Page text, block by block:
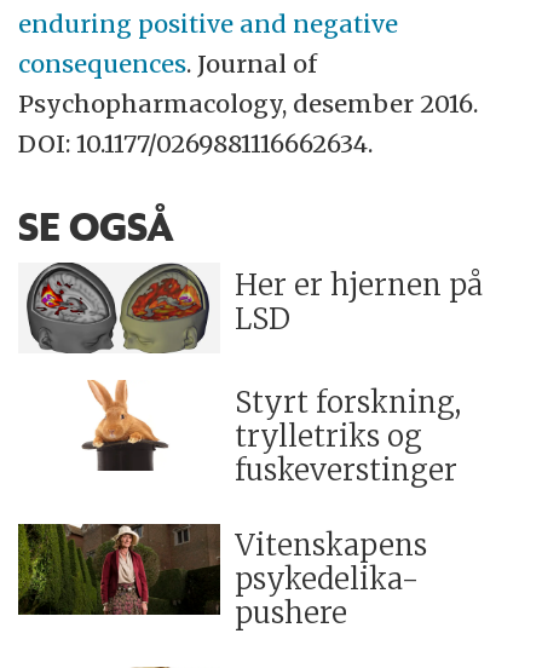
enduring positive and negative
consequences. Journal of
Psychopharmacology, desember 2016.
DOI: 10.1177/0269881116662634.
SE OGSÅ
Her er hjernen på
LSD
Styrt forskning,
trylletriks og
fuskeverstinger
Vitenskapens
psykedelika-
pushere